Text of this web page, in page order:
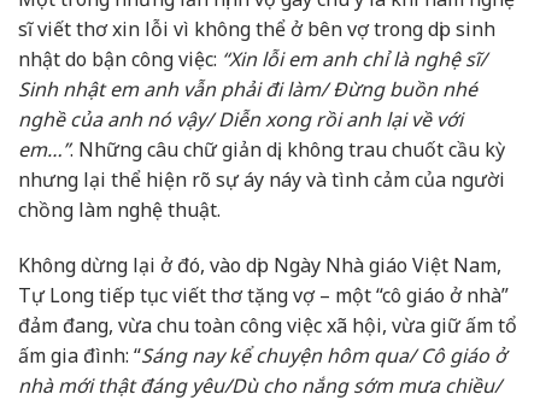
sĩ viết thơ xin lỗi vì không thể ở bên vợ trong dịp sinh
nhật do bận công việc: “Xin lỗi em anh chỉ là nghệ sĩ/
Sinh nhật em anh vẫn phải đi làm/ Đừng buồn nhé
nghề của anh nó vậy/ Diễn xong rồi anh lại về với
em…”. Những câu chữ giản dị, không trau chuốt cầu kỳ
nhưng lại thể hiện rõ sự áy náy và tình cảm của người
chồng làm nghệ thuật.
Không dừng lại ở đó, vào dịp Ngày Nhà giáo Việt Nam,
Tự Long tiếp tục viết thơ tặng vợ – một “cô giáo ở nhà”
đảm đang, vừa chu toàn công việc xã hội, vừa giữ ấm tổ
ấm gia đình: “Sáng nay kể chuyện hôm qua/ Cô giáo ở
nhà mới thật đáng yêu/Dù cho nắng sớm mưa chiều/